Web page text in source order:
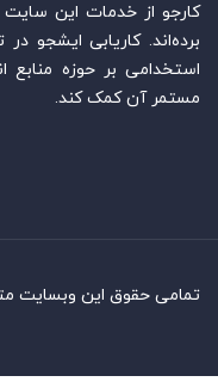
کارجو از خدمات این سایت
برده‌اند. کاریابی ایشجو
استخدامی بر حوزه منابع
مستمر آن کمک کند.
تمامی حقوق این وبسایت